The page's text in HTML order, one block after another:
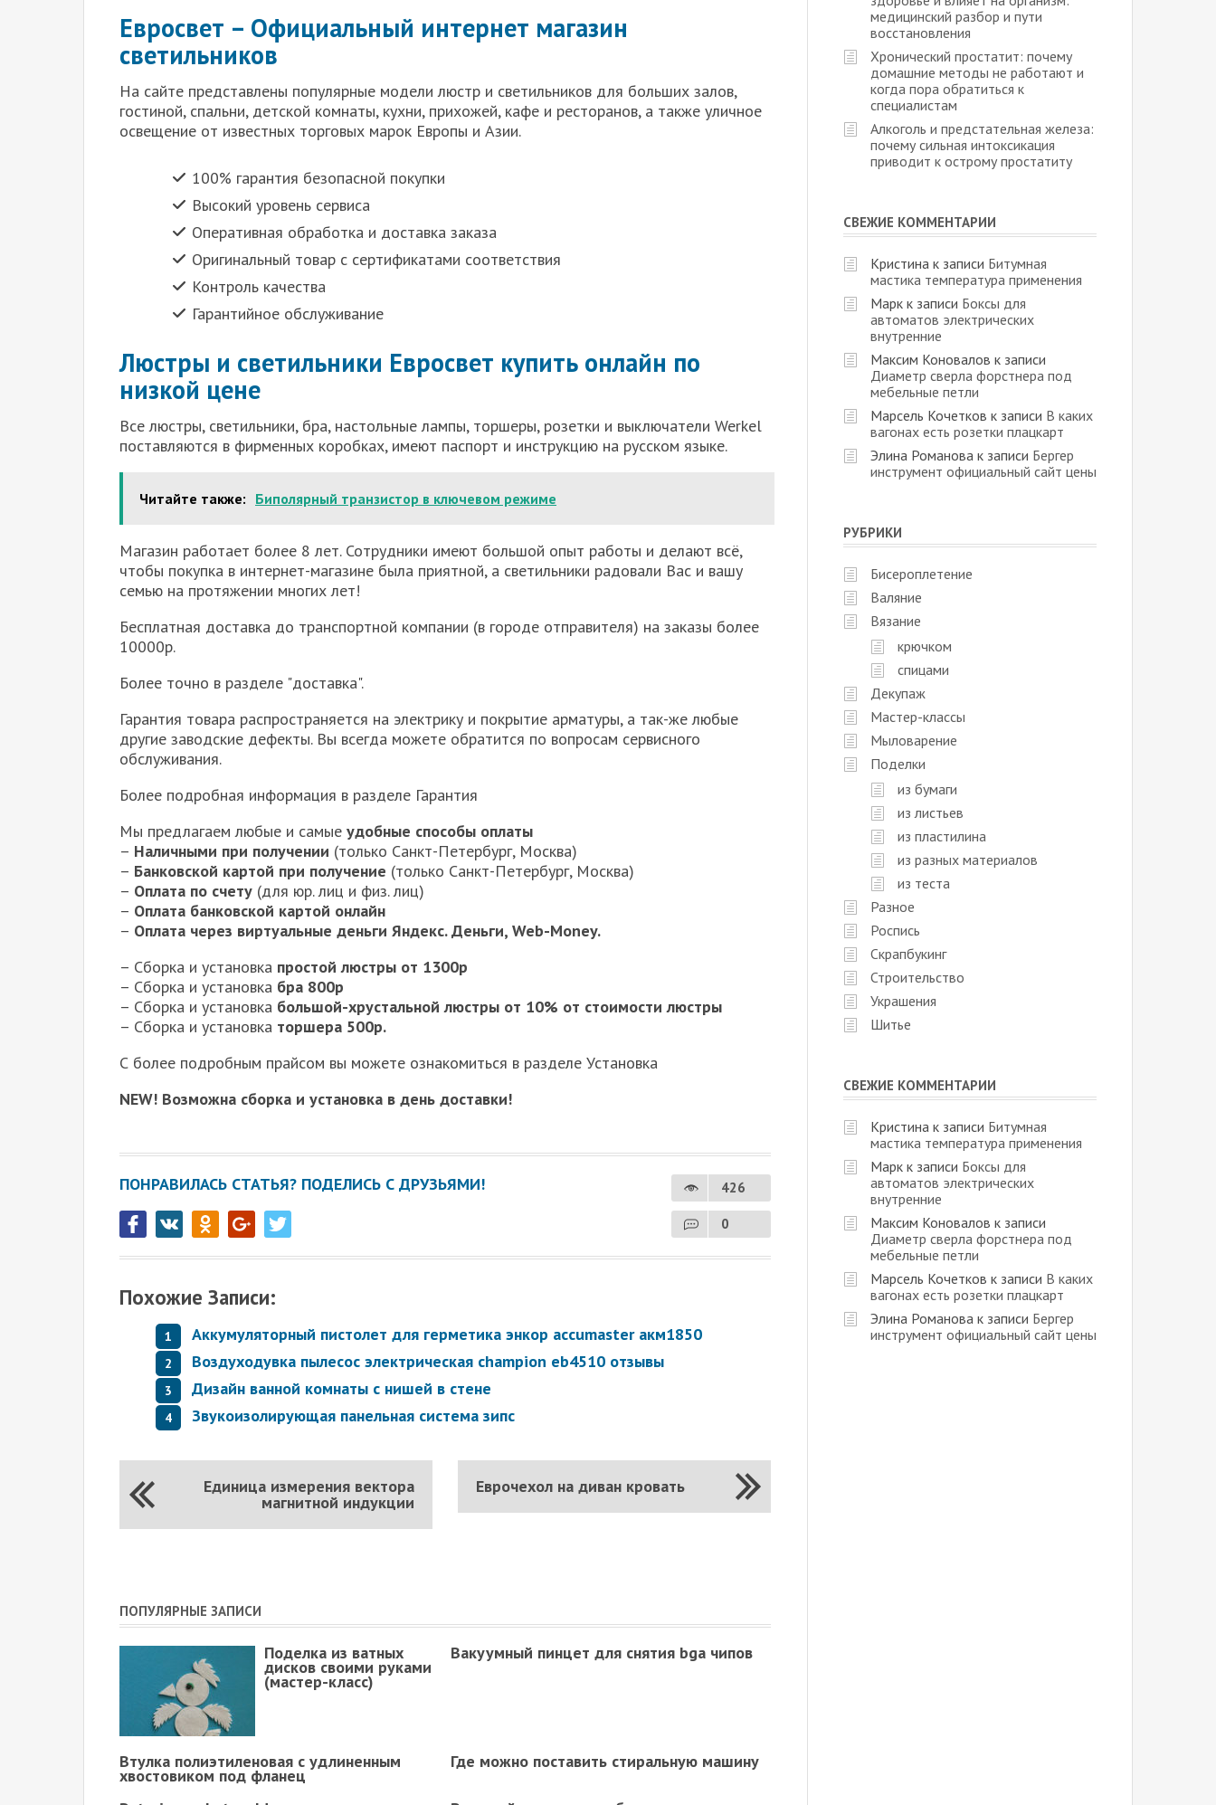
Евросвет – Официальный интернет магазин
светильников
На сайте представлены популярные модели люстр и светильников для больших залов,
гостиной, спальни, детской комнаты, кухни, прихожей, кафе и ресторанов, а также уличное
освещение от известных торговых марок Европы и Азии.
100% гарантия безопасной покупки
Высокий уровень сервиса
Оперативная обработка и доставка заказа
Оригинальный товар с сертификатами соответствия
Контроль качества
Гарантийное обслуживание
Люстры и светильники Евросвет купить онлайн по
низкой цене
Все люстры, светильники, бра, настольные лампы, торшеры, розетки и выключатели Werkel
поставляются в фирменных коробках, имеют паспорт и инструкцию на русском языке.
Читайте также: Биполярный транзистор в ключевом режиме
Магазин работает более 8 лет. Сотрудники имеют большой опыт работы и делают всё,
чтобы покупка в интернет-магазине была приятной, а светильники радовали Вас и вашу
семью на протяжении многих лет!
Бесплатная доставка до транспортной компании (в городе отправителя) на заказы более
10000р.
Более точно в разделе "доставка".
Гарантия товара распространяется на электрику и покрытие арматуры, а так-же любые
другие заводские дефекты. Вы всегда можете обратится по вопросам сервисного
обслуживания.
Более подробная информация в разделе Гарантия
Мы предлагаем любые и самые удобные способы оплаты
– Наличными при получении (только Санкт-Петербург, Москва)
– Банковской картой при получение (только Санкт-Петербург, Москва)
– Оплата по счету (для юр. лиц и физ. лиц)
– Оплата банковской картой онлайн
– Оплата через виртуальные деньги Яндекс. Деньги, Web-Money.
– Сборка и установка простой люстры от 1300р
– Сборка и установка бра 800р
– Сборка и установка большой-хрустальной люстры от 10% от стоимости люстры
– Сборка и установка торшера 500р.
С более подробным прайсом вы можете ознакомиться в разделе Установка
NEW! Возможна сборка и установка в день доставки!
ПОНРАВИЛАСЬ СТАТЬЯ? ПОДЕЛИСЬ С ДРУЗЬЯМИ! 426
0
Похожие Записи:
Аккумуляторный пистолет для герметика энкор accumaster акм1850
Воздуходувка пылесос электрическая champion eb4510 отзывы
Дизайн ванной комнаты с нишей в стене
Звукоизолирующая панельная система зипс
Еврочехол на диван кровать
Единица измерения вектора
магнитной индукции
ПОПУЛЯРНЫЕ ЗАПИСИ
Поделка из ватных
дисков своими руками
(мастер-класс)
Вакуумный пинцет для снятия bga чипов
Втулка полиэтиленовая с удлиненным
хвостовиком под фланец
Где можно поставить стиральную машину
медицинский разбор и пути
восстановления
Хронический простатит: почему
домашние методы не работают и
когда пора обратиться к
специалистам
Алкоголь и предстательная железа:
почему сильная интоксикация
приводит к острому простатиту
СВЕЖИЕ КОММЕНТАРИИ
Кристина к записи Битумная
мастика температура применения
Марк к записи Боксы для
автоматов электрических
внутренние
Максим Коновалов к записи
Диаметр сверла форстнера под
мебельные петли
Марсель Кочетков к записи В каких
вагонах есть розетки плацкарт
Элина Романова к записи Бергер
инструмент официальный сайт цены
РУБРИКИ
Бисероплетение
Валяние
Вязание
крючком
спицами
Декупаж
Мастер-классы
Мыловарение
Поделки
из бумаги
из листьев
из пластилина
из разных материалов
из теста
Разное
Роспись
Скрапбукинг
Строительство
Украшения
Шитье
СВЕЖИЕ КОММЕНТАРИИ
Кристина к записи Битумная
мастика температура применения
Марк к записи Боксы для
автоматов электрических
внутренние
Максим Коновалов к записи
Диаметр сверла форстнера под
мебельные петли
Марсель Кочетков к записи В каких
вагонах есть розетки плацкарт
Элина Романова к записи Бергер
инструмент официальный сайт цены